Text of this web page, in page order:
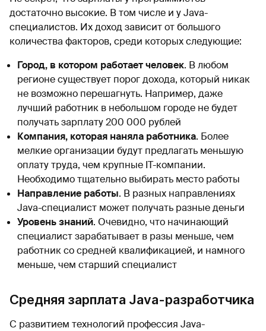
достаточно высокие. В том числе и у Java-
специалистов. Их доход зависит от большого
количества факторов, среди которых следующие:
Город, в котором работает человек. В любом
регионе существует порог дохода, который никак
не возможно перешагнуть. Например, даже
лучший работник в небольшом городе не будет
получать зарплату 200 000 рублей
Компания, которая наняла работника. Более
мелкие организации будут предлагать меньшую
оплату труда, чем крупные IT-компании.
Необходимо тщательно выбирать место работы
Направление работы. В разных направлениях
Java-специалист может получать разные деньги
Уровень знаний. Очевидно, что начинающий
специалист зарабатывает в разы меньше, чем
работник со средней квалификацией, и намного
меньше, чем старший специалист
Средняя зарплата Java-разработчика
С развитием технологий профессия Java-